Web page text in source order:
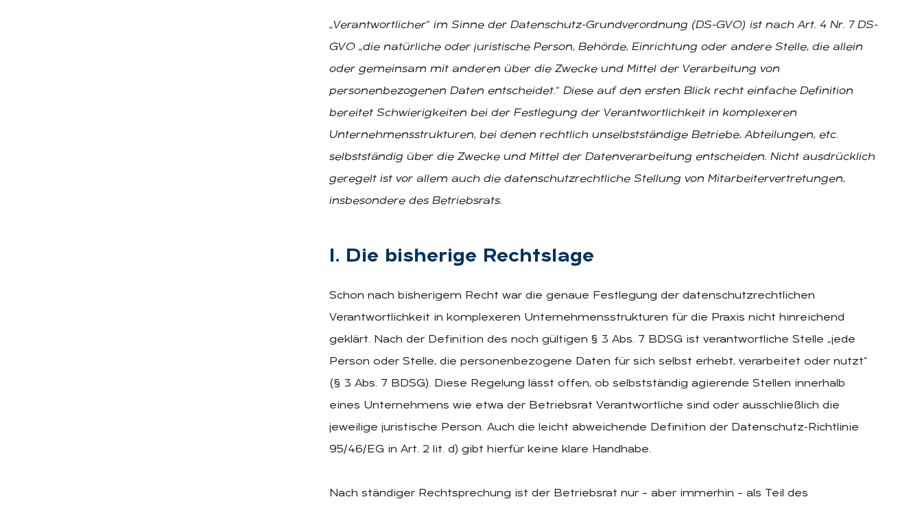
„Verantwortlicher“ im Sinne der Datenschutz-Grundverordnung (DS-GVO) ist nach Art. 4 Nr. 7 DS-
GVO „die natürliche oder juristische Person, Behörde, Einrichtung oder andere Stelle, die allein
oder gemeinsam mit anderen über die Zwecke und Mittel der Verarbeitung von
personenbezogenen Daten entscheidet.“ Diese auf den ersten Blick recht einfache Definition
bereitet Schwierigkeiten bei der Festlegung der Verantwortlichkeit in komplexeren
Unternehmensstrukturen, bei denen rechtlich unselbstständige Betriebe, Abteilungen, etc.
selbstständig über die Zwecke und Mittel der Datenverarbeitung entscheiden. Nicht ausdrücklich
geregelt ist vor allem auch die datenschutzrechtliche Stellung von Mitarbeitervertretungen,
insbesondere des Betriebsrats.
I. Die bis­he­ri­ge Rechts­la­ge
Schon nach bisherigem Recht war die genaue Festlegung der datenschutzrechtlichen
Verantwortlichkeit in komplexeren Unternehmensstrukturen für die Praxis nicht hinreichend
geklärt. Nach der Definition des noch gültigen § 3 Abs. 7 BDSG ist verantwortliche Stelle „jede
Person oder Stelle, die personenbezogene Daten für sich selbst erhebt, verarbeitet oder nutzt“
(§ 3 Abs. 7 BDSG). Diese Regelung lässt offen, ob selbstständig agierende Stellen innerhalb
eines Unternehmens wie etwa der Betriebsrat Verantwortliche sind oder ausschließlich die
jeweilige juristische Person. Auch die leicht abweichende Definition der Datenschutz-Richtlinie
95/46/EG in Art. 2 lit. d) gibt hierfür keine klare Handhabe.
Nach ständiger Rechtsprechung ist der Betriebsrat nur – aber immerhin – als Teil des